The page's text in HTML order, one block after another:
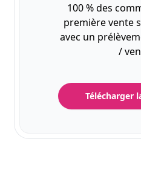
100 % des
première vente
avec un
/
Télécharger